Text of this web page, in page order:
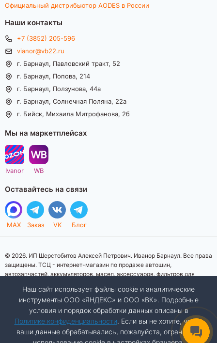
Официальный дистрибьютор AODES в России
Наши контакты
+7 (3852) 205-596
vianor@vb22.ru
г. Барнаул, Павловский тракт, 52
г. Барнаул, Попова, 214
г. Барнаул, Ползунова, 44а
г. Барнаул, Солнечная Поляна, 22а
г. Бийск, Михаила Митрофанова, 2б
Мы на маркетплейсах
Ivanor WB
Оставайтесь на связи
MAX Заказ VK Блог
© 2026. ИП Шерстобитов Алексей Петрович. Иванор Барнаул. Все права
защищены. ТСЦ - интернет-магазин по продаже автошин,
автозапчастей, аккумуляторов, масел, аксессуаров, фильтров для
информационный характер. Представленная информация о товарах, их
стоимости, характеристик, фото, наличия на складе ни при каких
условиях не является публичной офертой, определяемой положениями
Статьи 437 (2) Гражданского кодекса Российской Федерации.
Изображения товаров на фотографиях, представленных на сайте, могут
отличаться от оригиналов. Копирование материалов сайта запрещено.
Наш сайт использует файлы cookie и аналитические
инструменты ООО «ЯНДЕКС» и ООО «ВК». Подробные
условия и порядок обработки данных описаны в
Политике конфиденциальности. Если вы не хотите, чтобы
ваши данные обрабатывались, пожалуйста, ограничьте